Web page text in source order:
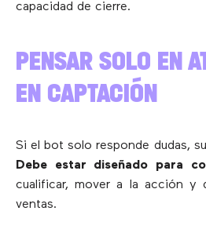
capacidad de cierre.
PENSAR SOLO EN
EN CAPTACIÓN
Si el bot solo responde dudas,
Debe estar diseñado para
cualificar, mover a la acción y
ventas.